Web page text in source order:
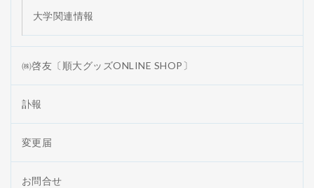
大学関連情報
㈱啓友〔順大グッズONLINE SHOP〕
訃報
変更届
お問合せ